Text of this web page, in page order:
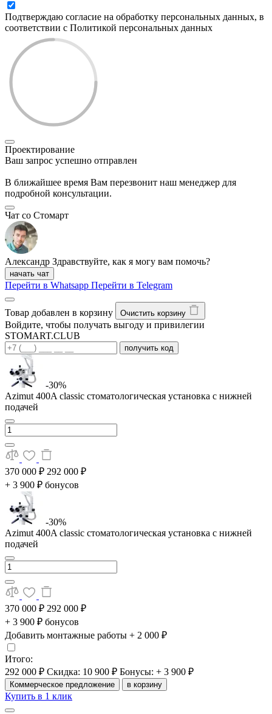
Подтверждаю согласие на обработку персональных данных, в
соответствии с Политикой персональных данных
Проектирование
Ваш запрос успешно отправлен
В ближайшее время Вам перезвонит наш менеджер для
подробной консультации.
Чат со Стомарт
Александр Здравствуйте, как я могу вам помочь?
начать чат
Перейти в Whatsapp Перейти в Telegram
Товар добавлен в корзину Очистить корзину
Войдите, чтобы получать выгоду и привилегии
STOMART.CLUB
получить код
-30%
Azimut 400A classic стоматологическая установка с нижней
подачей
370 000 ₽ 292 000 ₽
+ 3 900 ₽ бонусов
-30%
Azimut 400A classic стоматологическая установка с нижней
подачей
370 000 ₽ 292 000 ₽
+ 3 900 ₽ бонусов
Добавить монтажные работы + 2 000 ₽
Итого:
292 000 ₽ Скидка: 10 900 ₽ Бонусы: + 3 900 ₽
Коммерческое предложение в корзину
Купить в 1 клик